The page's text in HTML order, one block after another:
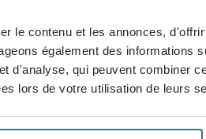
le contenu et les annonces,
également des informations
d'analyse, qui peuvent combiner
lors de votre utilisation de leurs
vous obtenez la chaleur du vrai
produit de qualité. Vous
nombreuses années, à condition
d’utilisation pour les plateaux